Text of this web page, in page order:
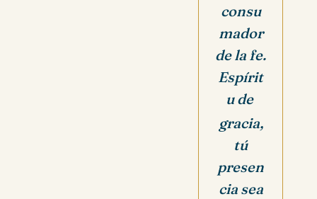
consu
mador
de la fe.
Espírit
u de
gracia,
tú
presen
cia sea